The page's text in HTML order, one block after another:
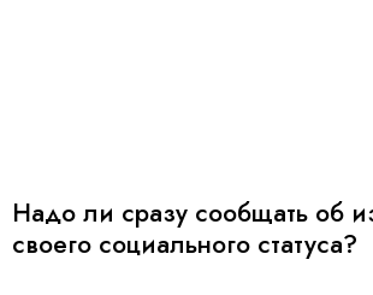
Надо ли сразу сообщать об
своего социального статуса?